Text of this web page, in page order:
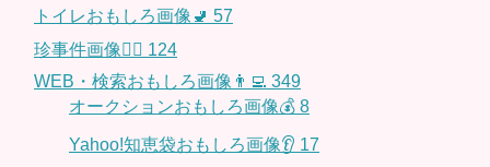
トイレおもしろ画像🚽 57
珍事件画像👮‍♂️ 124
WEB・検索おもしろ画像👨‍💻 349
オークションおもしろ画像💰 8
Yahoo!知恵袋おもしろ画像👂 17